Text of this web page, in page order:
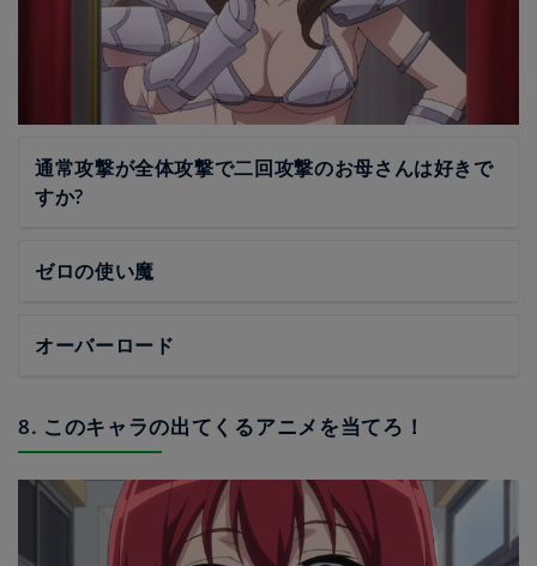
通常攻撃が全体攻撃で二回攻撃のお母さんは好きで
すか?
ゼロの使い魔
オーバーロード
8. このキャラの出てくるアニメを当てろ！